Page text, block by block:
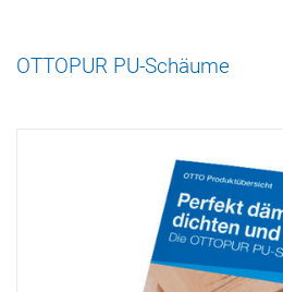
OTTOPUR PU-Schäume